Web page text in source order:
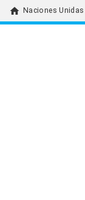
home Naciones Unidas